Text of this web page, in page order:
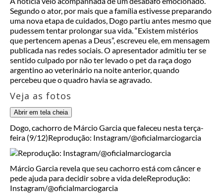
Segundo o ator, por mais que a família estivesse preparando
uma nova etapa de cuidados, Dogo partiu antes mesmo que
pudessem tentar prolongar sua vida. “Existem mistérios
que pertencem apenas a Deus”, escreveu ele, em mensagem
publicada nas redes sociais. O apresentador admitiu ter se
sentido culpado por não ter levado o pet da raça dogo
argentino ao veterinário na noite anterior, quando
percebeu que o quadro havia se agravado.
Veja as fotos
Abrir em tela cheia
Dogo, cachorro de Márcio Garcia que faleceu nesta terça-
feira (9/12)Reprodução: Instagram/@oficialmarciogarcia
Márcio Garcia revela que seu cachorro está com câncer e
pede ajuda para decidir sobre a vida deleReprodução:
Instagram/@oficialmarciogarcia